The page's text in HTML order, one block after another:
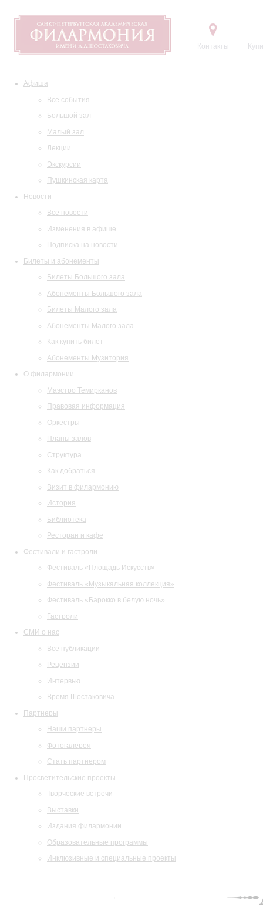
Контакты
Афиша
Все события
Большой зал
Малый зал
Лекции
Экскурсии
Пушкинская карта
Новости
Все новости
Изменения в афише
Подписка на новости
Билеты и абонементы
Билеты Большого зала
Абонементы Большого зала
Билеты Малого зала
Абонементы Малого зала
Как купить билет
Абонементы Музитория
О филармонии
Маэстро Темирканов
Правовая информация
Оркестры
Планы залов
Структура
Как добраться
Визит в филармонию
История
Библиотека
Ресторан и кафе
Фестивали и гастроли
Фестиваль «Площадь Искусств»
Фестиваль «Музыкальная коллекция»
Фестиваль «Барокко в белую ночь»
Гастроли
СМИ о нас
Все публикации
Рецензии
Интервью
Время Шостаковича
Партнеры
Наши партнеры
Фотогалерея
Стать партнером
Просветительские проекты
Творческие встречи
Выставки
Издания филармонии
Образовательные программы
Инклюзивные и специальные проекты